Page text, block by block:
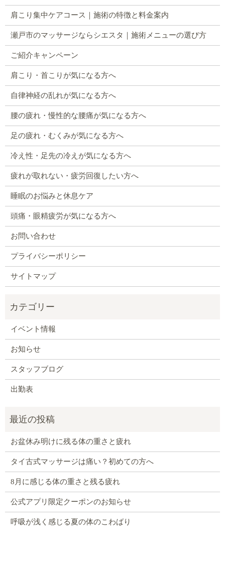
肩こり集中ケアコース｜施術の特徴と料金案内
瀬戸市のマッサージならシエスタ｜施術メニューの選び方
ご紹介キャンペーン
肩こり・首こりが気になる方へ
自律神経の乱れが気になる方へ
腰の疲れ・慢性的な腰痛が気になる方へ
足の疲れ・むくみが気になる方へ
冷え性・足先の冷えが気になる方へ
疲れが取れない・疲労回復したい方へ
睡眠のお悩みと休息ケア
頭痛・眼精疲労が気になる方へ
お問い合わせ
プライバシーポリシー
サイトマップ
イベント情報
お知らせ
スタッフブログ
出勤表
お盆休み明けに残る体の重さと疲れ
タイ古式マッサージは痛い？初めての方へ
8月に感じる体の重さと残る疲れ
公式アプリ限定クーポンのお知らせ
呼吸が浅く感じる夏の体のこわばり